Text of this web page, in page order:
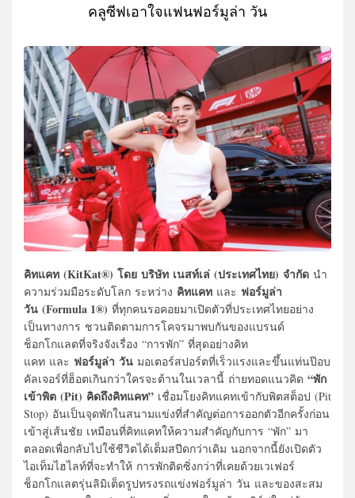
คลูซีฟเอาใจแฟนฟอร์มูล่า วัน
คิทแคท (KitKat®) โดย บริษัท เนสท์เล่ (ประเทศไทย) จำกัด นำ
ความร่วมมือระดับโลก ระหว่าง คิทแคท และ ฟอร์มูล่า
วัน (Formula 1®) ที่ทุกคนรอคอยมาเปิดตัวที่ประเทศไทยอย่าง
เป็นทางการ ชวนติดตามการโคจรมาพบกันของแบรนด์
ช็อกโกแลตที่จริงจังเรื่อง “การพัก” ที่สุดอย่างคิท
แคท และ ฟอร์มูล่า วัน มอเตอร์สปอร์ตที่เร็วแรงและขึ้นแท่นป๊อบ
คัลเจอร์ที่ฮ็อตเกินกว่าใครจะต้านในเวลานี้ ถ่ายทอดแนวคิด “พัก
เข้าพิต (Pit) คิดถึงคิทแคท” เชื่อมโยงคิทแคทเข้ากับพิตสต็อป (Pit
Stop) อันเป็นจุดพักในสนามแข่งที่สำคัญต่อการออกตัวอีกครั้งก่อน
เข้าสู่เส้นชัย เหมือนที่คิทแคทให้ความสำคัญกับการ “พัก” มา
ตลอดเพื่อกลับไปใช้ชีวิตได้เต็มสปีดกว่าเดิม นอกจากนี้ยังเปิดตัว
ไอเท็มไฮไลท์ที่จะทำให้ การพักติดซิ่งกว่าที่เคยด้วยเวเฟอร์
ช็อกโกแลตรุ่นลิมิเต็ดรูปทรงรถแข่งฟอร์มูล่า วัน และของสะสม